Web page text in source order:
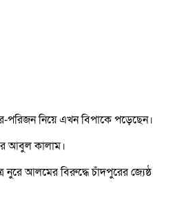
পরিজন নিয়ে এখন বিপাকে পড়েছেন।
আবুল কালাম।
আলমের বিরুদ্ধে চাঁদপুরের জ্যেষ্ঠ